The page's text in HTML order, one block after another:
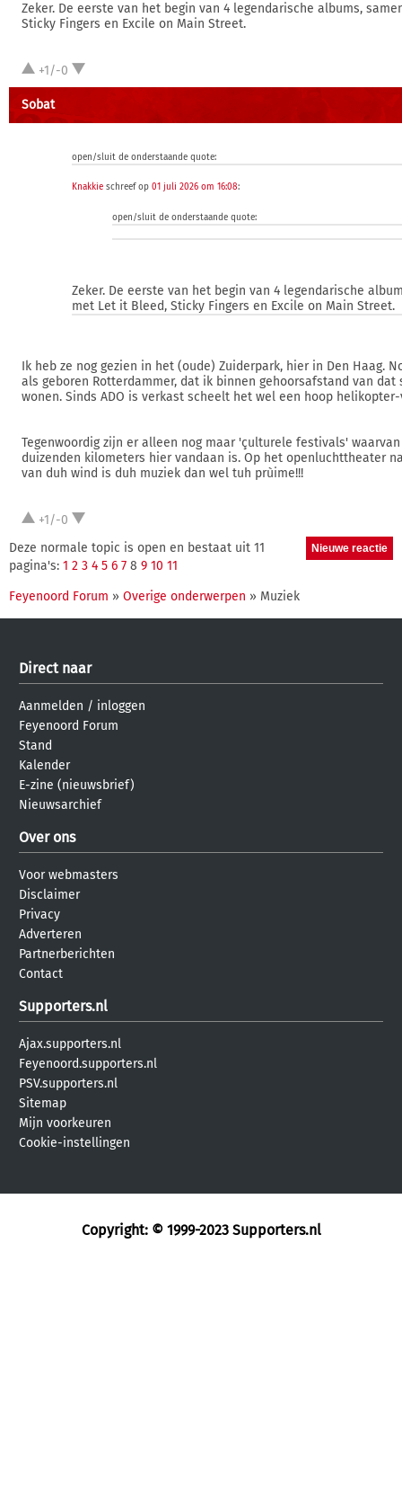
Zeker. De eerste van het begin van 4 legendarische albums,
Sticky Fingers en Excile on Main Street.
+1/-0
Sobat
open/sluit de onderstaande quote:
Knakkie schreef op 01 juli 2026 om 16:08:
open/sluit de onderstaande quote:
Zeker. De eerste van het begin van 4 legendarische
met Let it Bleed, Sticky Fingers en Excile on Main Street.
Ik heb ze nog gezien in het (oude) Zuiderpark, hier in Den Haag.
als geboren Rotterdammer, dat ik binnen gehoorsafstand van dat
wonen. Sinds ADO is verkast scheelt het wel een hoop
Tegenwoordig zijn er alleen nog maar 'çulturele festivals'
duizenden kilometers hier vandaan is. Op het openluchttheater
van duh wind is duh muziek dan wel tuh prùime!!!
+1/-0
Deze normale topic is open en bestaat uit 11
pagina's: 1 2 3 4 5 6 7 8 9 10 11
Feyenoord Forum » Overige onderwerpen » Muziek
Direct naar
Aanmelden / inloggen
Feyenoord Forum
Stand
Kalender
E-zine (nieuwsbrief)
Nieuwsarchief
Over ons
Voor webmasters
Disclaimer
Privacy
Adverteren
Partnerberichten
Contact
Supporters.nl
Ajax.supporters.nl
Feyenoord.supporters.nl
PSV.supporters.nl
Sitemap
Mijn voorkeuren
Cookie-instellingen
Copyright: © 1999-2023 Supporters.nl